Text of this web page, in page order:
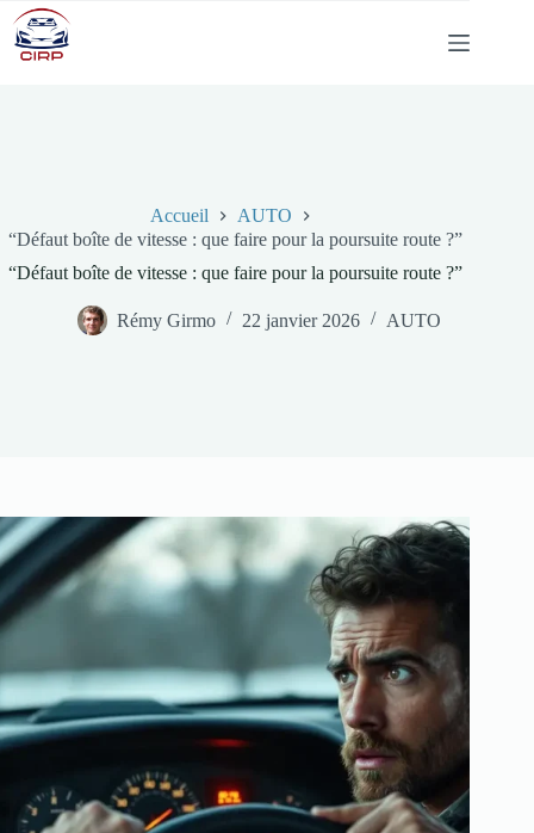
Passer
au
contenu
Accueil
AUTO
“Défaut boîte de vitesse : que faire pour la poursuite route ?”
“Défaut boîte de vitesse : que faire pour la poursuite route ?”
Rémy Girmo 22 janvier 2026 AUTO